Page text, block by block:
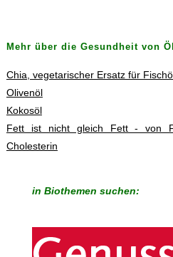
Mehr über die Gesundheit von
Chia, vegetarischer Ersatz für
Olivenöl
Kokosöl
Fett ist nicht gleich Fett - von
Cholesterin
in Biothemen suchen: